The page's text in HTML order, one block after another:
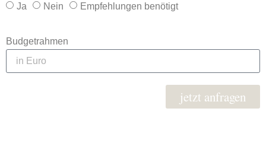
Ja
Nein Empfehlungen benötigt
Budgetrahmen
jetzt anfragen